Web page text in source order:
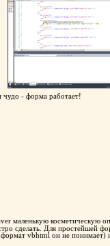
чудо - форма работает!
маленькую косметическую
сделать. Для простейшей
vbhtml он не понимает)